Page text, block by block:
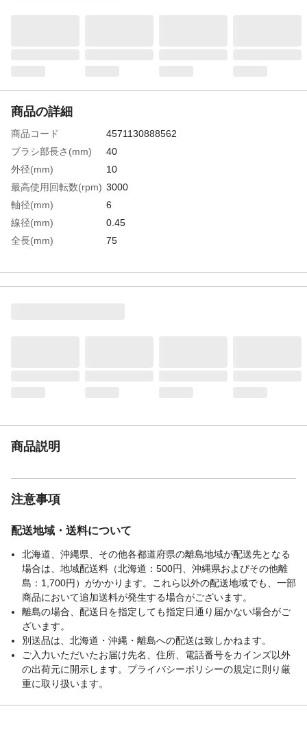
商品の詳細
商品コード
4571130888562
ブラシ部長さ(mm)
40
外径(mm)
10
最高使用回転数(rpm) 3000
軸径(mm)
6
線径(mm)
0.45
全長(mm)
75
粒度(#)
500
商品説明
注意事項
配送地域・送料について
北海道、沖縄県、その他各都道府県の離島地域が配送先となる
場合は、地域配送料（北海道：500円、沖縄県およびその他離
島：1,700円）がかかります。これら以外の配送地域でも、一部
商品において追加送料が発生する場合がございます。
離島の場合、配送日を指定しても指定日通り届かない場合がご
ざいます。
別送品は、北海道・沖縄・離島への配送は致しかねます。
ご入力いただいたお届け先名、住所、電話番号をカインズ以外
の出荷元に開示します。プライバシーポリシーの規定に則り厳
重に取り扱います。